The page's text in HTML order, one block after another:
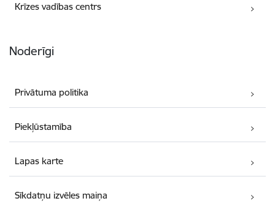
Krīzes vadības centrs
Noderīgi
Privātuma politika
Piekļūstamība
Lapas karte
Sīkdatņu izvēles maiņa